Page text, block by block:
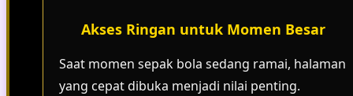
Akses Ringan untuk Momen Besar
Saat momen sepak bola sedang ramai, halaman
yang cepat dibuka menjadi nilai penting.